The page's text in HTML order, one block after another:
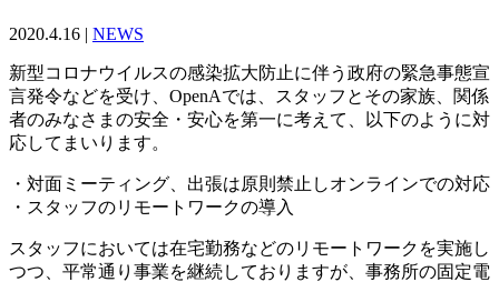
2020.4.16 | NEWS
新型コロナウイルスの感染拡大防止に伴う政府の緊急事態宣
言発令などを受け、OpenAでは、スタッフとその家族、関係
者のみなさまの安全・安心を第一に考えて、以下のように対
応してまいります。
・対面ミーティング、出張は原則禁止しオンラインでの対応
・スタッフのリモートワークの導入
スタッフにおいては在宅勤務などのリモートワークを実施し
つつ、平常通り事業を継続しておりますが、事務所の固定電